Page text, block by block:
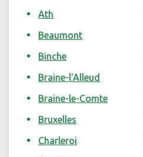
Ath
Beaumont
Binche
Braine-l'Alleud
Braine-le-Comte
Bruxelles
Charleroi